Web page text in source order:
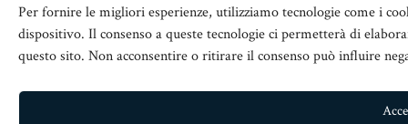
Per fornire le migliori esperienze, utilizziamo tecnologie come i
dispositivo. Il consenso a queste tecnologie ci permetterà di
questo sito. Non acconsentire o ritirare il consenso può influire